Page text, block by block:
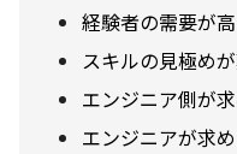
経験者の需要が
スキルの見極め
エンジニア側が
エンジニアが求